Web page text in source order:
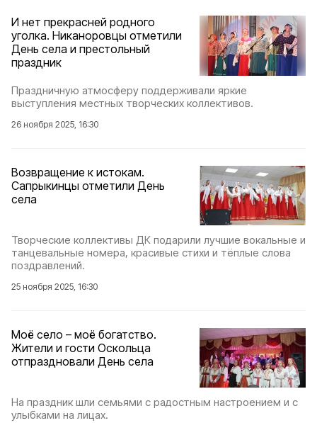
И нет прекрасней родного
уголка. Никаноровцы отметили
День села и престольный
праздник
Праздничную атмосферу поддерживали яркие
выступления местных творческих коллективов.
26 ноября 2025, 16:30
Возвращение к истокам.
Сапрыкинцы отметили День
села
Творческие коллективы ДК подарили лучшие вокальные и
танцевальные номера, красивые стихи и тёплые слова
поздравлений.
25 ноября 2025, 16:30
Моё село – моё богатство.
Жители и гости Оскольца
отпраздновали День села
На праздник шли семьями с радостным настроением и с
улыбками на лицах.